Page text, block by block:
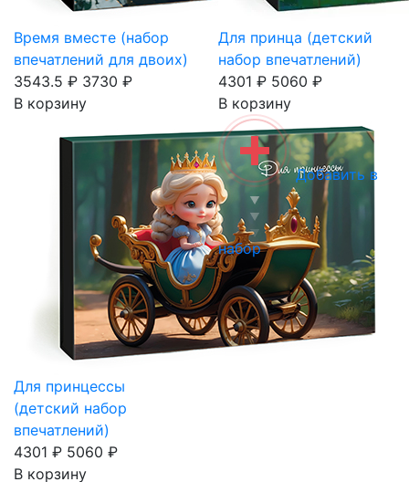
Время вместе (набор
впечатлений для двоих)
3543.5 ₽ 3730 ₽
В корзину
Для принца (детский
набор впечатлений)
4301 ₽ 5060 ₽
В корзину
Для принцессы
(детский набор
впечатлений)
4301 ₽ 5060 ₽
В корзину
Добавить в
набор